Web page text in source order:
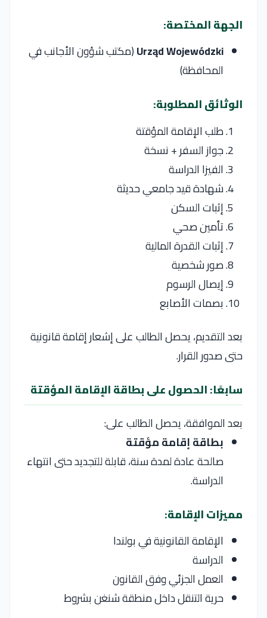
الجهة المختصة:
Urząd Wojewódzki(مكتب شؤون الأجانب في
المحافظة)
الوثائق المطلوبة:
طلب الإقامة المؤقتة
جواز السفر + نسخة
الفيزا الدراسة
شهادة قيد جامعي حديثة
إثبات السكن
تأمين صحي
إثبات القدرة المالية
صور شخصية
إيصال الرسوم
بصمات الأصابع
بعد التقديم، يحصل الطالب على إشعار إقامة قانونية
حتى صدور القرار.
سابعًا: الحصول على بطاقة الإقامة المؤقتة
بعد الموافقة، يحصل الطالب على:
بطاقة إقامة مؤقتة
صالحة عادة لمدة سنة، قابلة للتجديد حتى انتهاء
الدراسة.
مميزات الإقامة:
الإقامة القانونية في بولندا
الدراسة
العمل الجزئي وفق القانون
حرية التنقل داخل منطقة شنغن بشروط